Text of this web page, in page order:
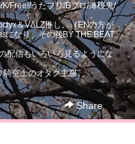
Free!/うたプリ/Bプロ/薄桜鬼/
＆VΔLZ推し。（ENの方が
になり、その後BY THE BEAT
配信もいろいろ見るようにな
騎空士のオタク主腐。
Share